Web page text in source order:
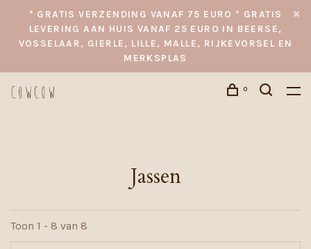
* GRATIS VERZENDING VANAF 75 EURO * GRATIS
LEVERING AAN HUIS VANAF 25 EURO IN BEERSE,
VOSSELAAR, GIERLE, LILLE, MALLE, RIJKEVORSEL EN
MERKSPLAS
0
Jassen
Toon 1 - 8 van 8